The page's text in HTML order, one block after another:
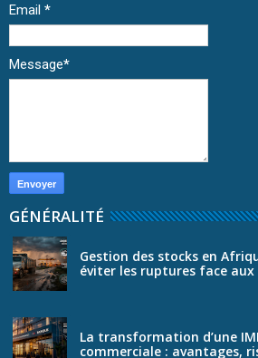
Email *
Message*
GÉNÉRALITÉ
Gestion des stocks en
éviter les ruptures face aux
La transformation d’une
commerciale : avantages,